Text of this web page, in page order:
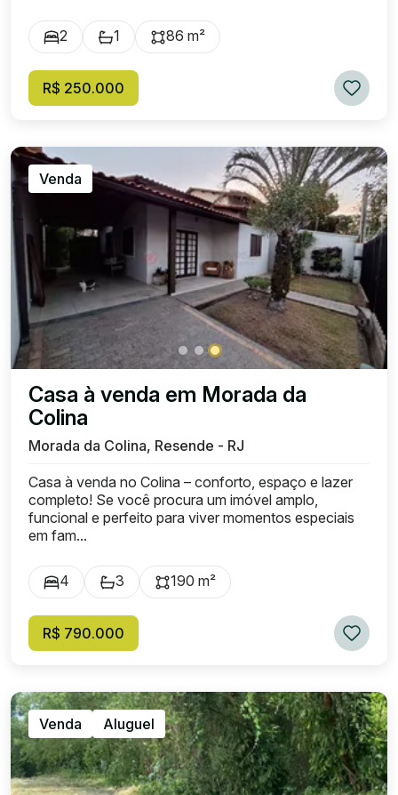
2 1 86 m²
R$ 250.000
Venda
Casa à venda em Morada da
Colina
Morada da Colina, Resende - RJ
Casa à venda no Colina – conforto, espaço e lazer
completo! Se você procura um imóvel amplo,
funcional e perfeito para viver momentos especiais
em fam...
4 3 190 m²
R$ 790.000
Venda Aluguel